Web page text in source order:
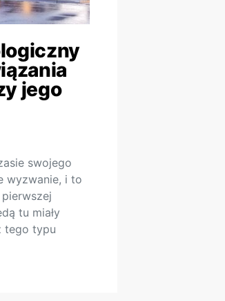
jego
swojego
wyzwanie, i to
tu miały
tego typu